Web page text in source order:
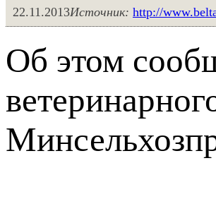
22.11.2013Источник: http://
Об этом